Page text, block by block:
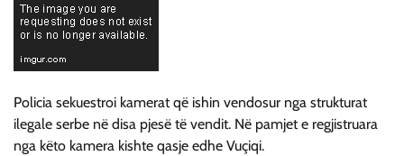
Policia sekuestroi kamerat që ishin vendosur nga strukturat
ilegale serbe në disa pjesë të vendit. Në pamjet e regjistruara
nga këto kamera kishte qasje edhe Vuçiqi.